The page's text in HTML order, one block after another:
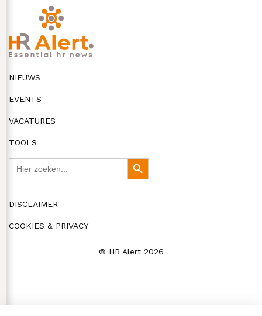
NIEUWS
EVENTS
VACATURES
TOOLS
Zoekknop
DISCLAIMER
COOKIES & PRIVACY
© HR Alert 2026